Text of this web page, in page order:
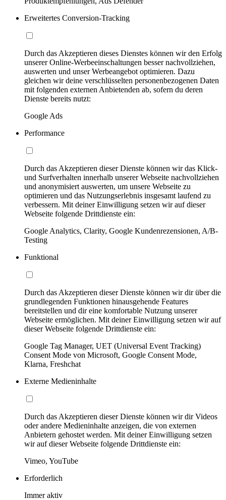
Erweitertes Conversion-Tracking
Durch das Akzeptieren dieses Dienstes können wir den Erfolg
unserer Online-Werbeeinschaltungen besser nachvollziehen,
auswerten und unser Werbeangebot optimieren. Dazu
gleichen wir deine verschlüsselten personenbezogenen Daten
mit folgenden externen Anbietenden ab, sofern du deren
Dienste bereits nutzt:
Google Ads
Performance
Durch das Akzeptieren dieser Dienste können wir das Klick-
und Surfverhalten innerhalb unserer Webseite nachvollziehen
und anonymisiert auswerten, um unsere Webseite zu
optimieren und das Nutzungserlebnis insgesamt laufend zu
verbessern. Mit deiner Einwilligung setzen wir auf dieser
Webseite folgende Drittdienste ein:
Google Analytics, Clarity, Google Kundenrezensionen, A/B-
Testing
Funktional
Durch das Akzeptieren dieser Dienste können wir dir über die
grundlegenden Funktionen hinausgehende Features
bereitstellen und dir eine komfortable Nutzung unserer
Webseite ermöglichen. Mit deiner Einwilligung setzen wir auf
dieser Webseite folgende Drittdienste ein:
Google Tag Manager, UET (Universal Event Tracking)
Consent Mode von Microsoft, Google Consent Mode,
Klarna, Freshchat
Externe Medieninhalte
Durch das Akzeptieren dieser Dienste können wir dir Videos
oder andere Medieninhalte anzeigen, die von externen
Anbietern gehostet werden. Mit deiner Einwilligung setzen
wir auf dieser Webseite folgende Drittdienste ein:
Vimeo, YouTube
Erforderlich
Immer aktiv